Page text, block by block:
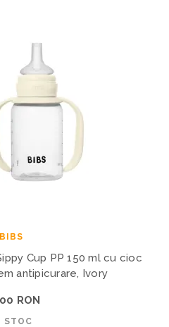
BIBS
Cup PP 150 ml cu cioc
antipicurare, Ivory
RON
STOC